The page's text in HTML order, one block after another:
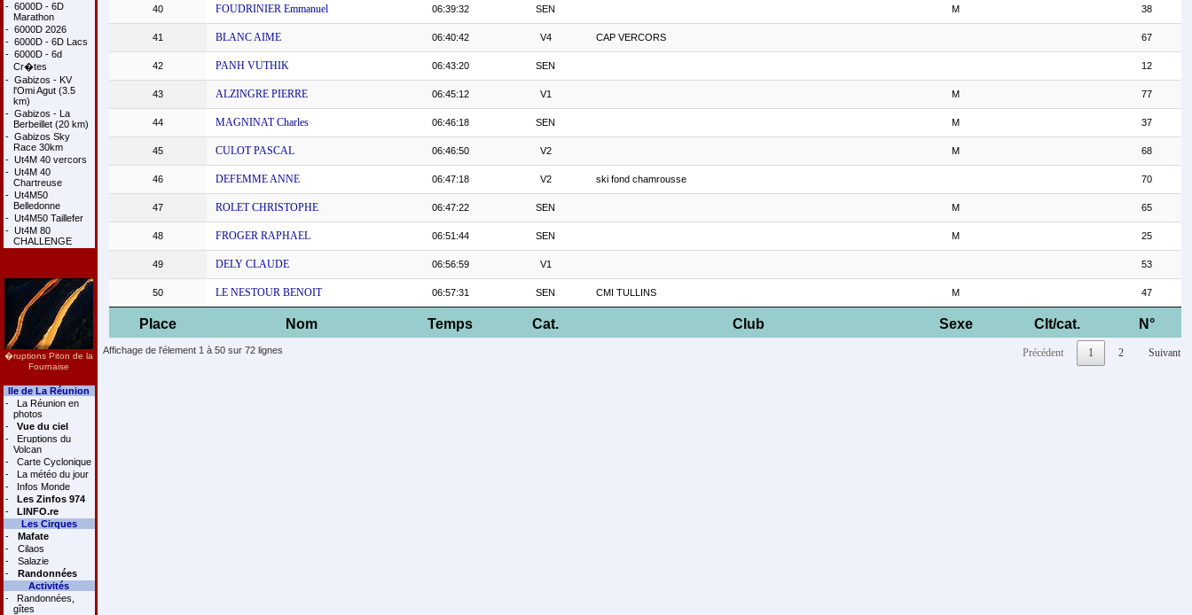
- 6000D - 6D
Marathon
- 6000D 2026
- 6000D - 6D Lacs
- 6000D - 6d
Cr�tes
- Gabizos - KV
l'Omi Agut (3.5
km)
- Gabizos - La
Berbeillet (20 km)
- Gabizos Sky
Race 30km
- Ut4M 40 vercors
- Ut4M 40
Chartreuse
- Ut4M50
Belledonne
- Ut4M50 Taillefer
- Ut4M 80
CHALLENGE
�ruptions Piton de la
Fournaise
Ile de La Réunion
-
La Réunion en
photos
-
Vue du ciel
-
Eruptions du
Volcan
-
Carte Cyclonique
-
La météo du jour
-
Infos Monde
-
Les Zinfos 974
-
LINFO.re
Les Cirques
-
Mafate
-
Cilaos
-
Salazie
-
Randonnées
Activités
-
Randonnées,
gîtes
Place Nom Temps Cat. Club Sexe Clt/cat. N°
40 FOUDRINIER Emmanuel 06:39:32 SEN M 38
41 BLANC AIME 06:40:42 V4 CAP VERCORS 67
42 PANH VUTHIK 06:43:20 SEN 12
43 ALZINGRE PIERRE 06:45:12 V1 M 77
44 MAGNINAT Charles 06:46:18 SEN M 37
45 CULOT PASCAL 06:46:50 V2 M 68
46 DEFEMME ANNE 06:47:18 V2 ski fond chamrousse 70
47 ROLET CHRISTOPHE 06:47:22 SEN M 65
48 FROGER RAPHAEL 06:51:44 SEN M 25
49 DELY CLAUDE 06:56:59 V1 53
50 LE NESTOUR BENOIT 06:57:31 SEN CMI TULLINS M 47
Affichage de l'élement 1 à 50 sur 72 lignes Précédent 1 2 Suivant